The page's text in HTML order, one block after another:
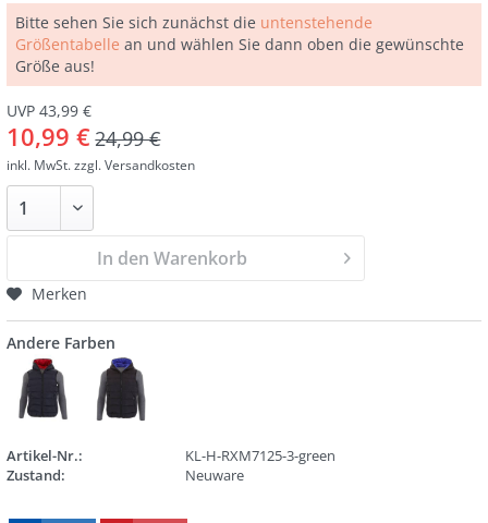
Bitte sehen Sie sich zunächst die untenstehende
Größentabelle an und wählen Sie dann oben die gewünschte
Größe aus!
UVP 43,99 €
10,99 € 24,99 €
inkl. MwSt.zzgl. Versandkosten
In den Warenkorb
Merken
Andere Farben
Artikel-Nr.:
KL-H-RXM7125-3-green
Zustand:
Neuware